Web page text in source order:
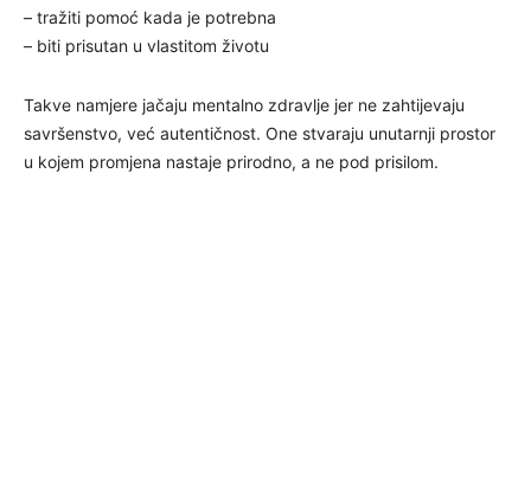
– tražiti pomoć kada je potrebna
– biti prisutan u vlastitom životu
Takve namjere jačaju mentalno zdravlje jer ne zahtijevaju
savršenstvo, već autentičnost. One stvaraju unutarnji prostor
u kojem promjena nastaje prirodno, a ne pod prisilom.